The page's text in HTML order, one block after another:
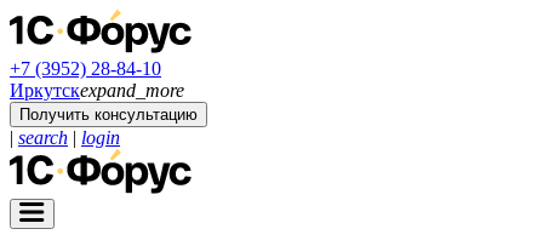
+7 (3952) 28-84-10
Иркутскexpand_more
Получить консультацию
| search | login